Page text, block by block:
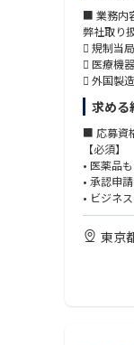
■ 業務内
弊社取り
 規制当
 医療機
 外国製
 規制当
 添付文
 QMS対
 保険適
ーーーー
■ この仕
 新規薬
これから
 導入か
申請だ
製品の
 この規
求める
■ 応募資
【必須】
• 医薬品
• 承認申
• ビジネ
∟メール
∟Web会
【歓迎】
• 理系の
東京